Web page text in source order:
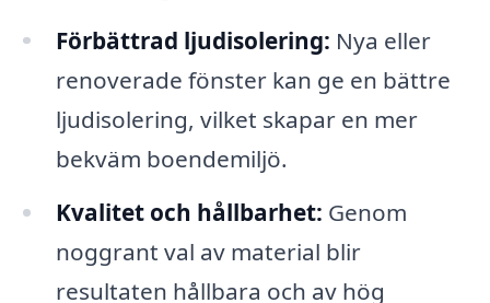
Förbättrad ljudisolering: Nya eller
renoverade fönster kan ge en bättre
ljudisolering, vilket skapar en mer
bekväm boendemiljö.
Kvalitet och hållbarhet: Genom
noggrant val av material blir
resultaten hållbara och av hög